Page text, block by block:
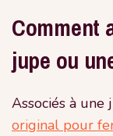
Comment
jupe ou
Associés à une
original pour